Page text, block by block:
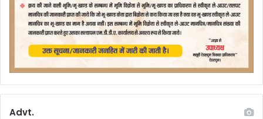
Advt.